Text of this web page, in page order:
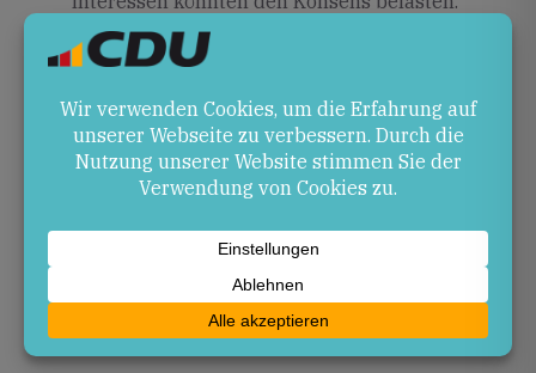
Ausblick
In den kommenden Monaten sollen spezifizierte
Arbeitsgruppen die Umsetzung des Aktionsplans
begleiten. Geplant sind gemeinsame Projekte in
Rüstungsforschung, grenzüberschreitenden
um Fortschritte in der strategischen Autonomie
messbar zu machen.
Quellen